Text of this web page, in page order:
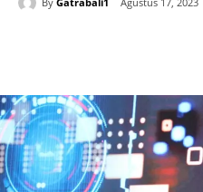
Agustus 17, 2023